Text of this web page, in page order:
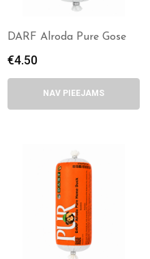
DARF Alroda Pure Gose
€4.50
NAV PIEEJAMS